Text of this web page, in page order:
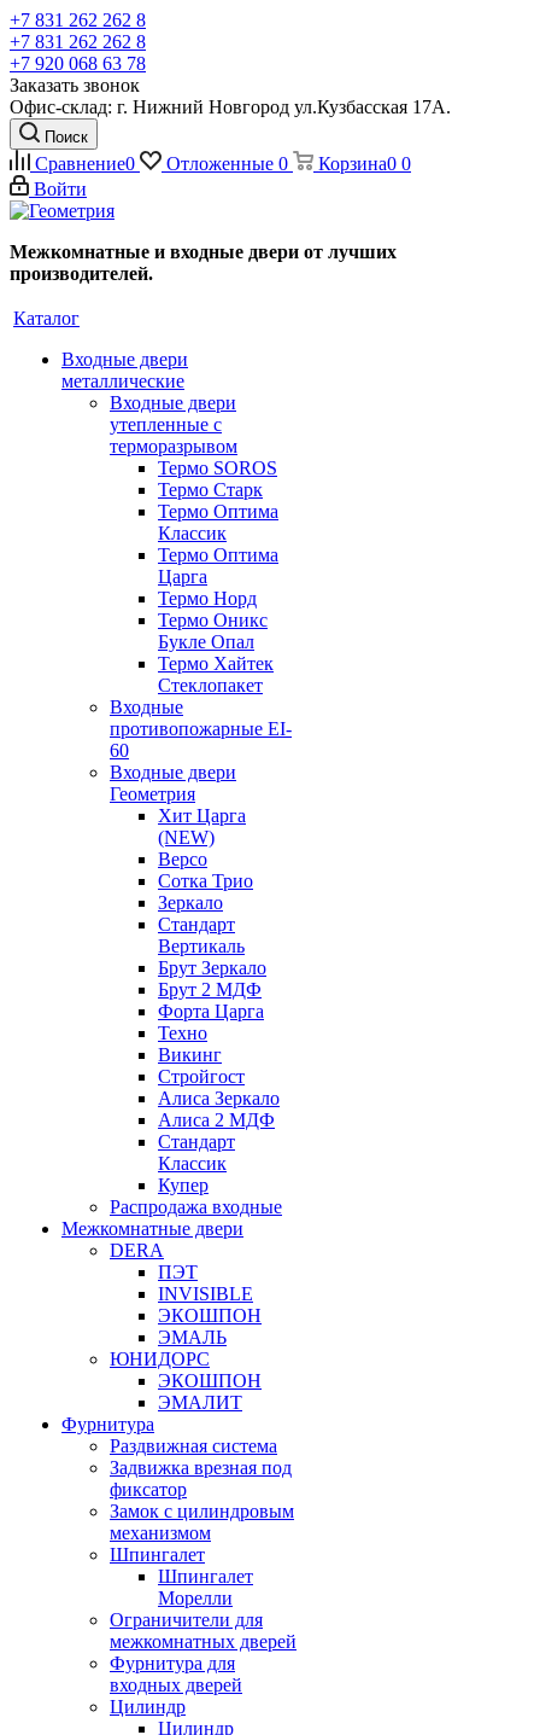
+7 831 262 262 8
+7 831 262 262 8
+7 920 068 63 78
Заказать звонок
Офис-склад: г. Нижний Новгород ул.Кузбасская 17А.
Поиск
Сравнение0 Отложенные 0 Корзина0 0
Войти
Межкомнатные и входные двери от лучших
производителей.
Каталог
Входные двери
металлические
Входные двери
утепленные с
терморазрывом
Термо SOROS
Термо Старк
Термо Оптима
Классик
Термо Оптима
Царга
Термо Норд
Термо Оникс
Букле Опал
Термо Хайтек
Стеклопакет
Входные
противопожарные EI-
60
Входные двери
Геометрия
Хит Царга
(NEW)
Версо
Сотка Трио
Зеркало
Стандарт
Вертикаль
Брут Зеркало
Брут 2 МДФ
Форта Царга
Техно
Викинг
Стройгост
Алиса Зеркало
Алиса 2 МДФ
Стандарт
Классик
Купер
Распродажа входные
Межкомнатные двери
DERA
ПЭТ
INVISIBLE
ЭКОШПОН
ЭМАЛЬ
ЮНИДОРС
ЭКОШПОН
ЭМАЛИТ
Фурнитура
Раздвижная система
Задвижка врезная под
фиксатор
Замок с цилиндровым
механизмом
Шпингалет
Шпингалет
Морелли
Ограничители для
межкомнатных дверей
Фурнитура для
входных дверей
Цилиндр
Цилиндр